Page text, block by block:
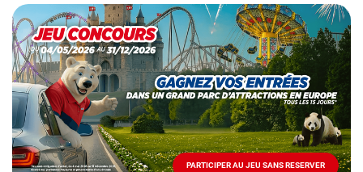
Opération
spéciale
Mai
-
Décembre
2026
Locations
PARTICIPER AU JEU SANS RESERVER
PARTICIPER